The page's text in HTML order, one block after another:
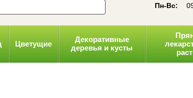
Пн-Вс:
Цветущие
Декоративные
деревья и кусты